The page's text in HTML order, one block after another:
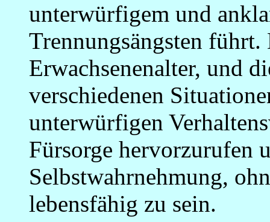
unterwürfigem und
Trennungsängsten
Erwachsenenalter, und
verschiedenen
unterwürfigen
Fürsorge hervorzurufen
Selbstwahrnehmung,
lebensfähig zu sein.